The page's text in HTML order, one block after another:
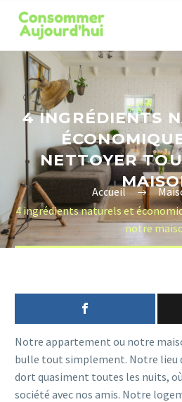
4 INGRÉDIENTS
NETTOYER
Accueil
4 ingrédients naturels et
notre
Notre appartement ou notre
bulle tout simplement. Notre lieu
dort quasiment toutes les nuits, où
société avec nos amis. Notre